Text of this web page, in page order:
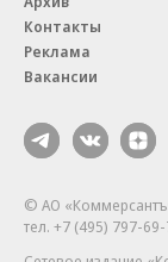
Контакты
Реклама
Вакансии
© АО
тел. +7 (495) 797-